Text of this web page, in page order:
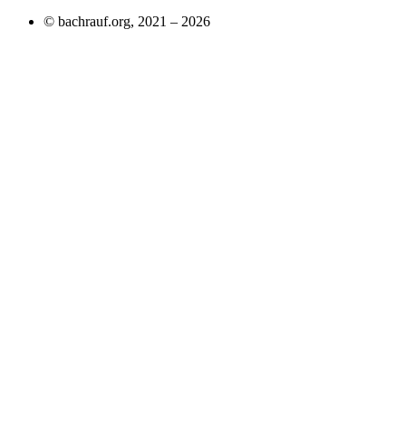
© bachrauf.org, 2021 – 2026